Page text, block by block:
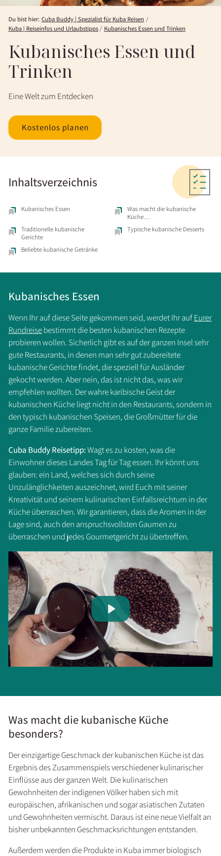
Du bist hier: Cuba Buddy | Spezialist für Kuba Reisen
Kuba | Reiseinfos und Urlaubstipps
Kubanisches Essen und Trinken
Kubanisches Essen und
Trinken
Eine Welt zum Entdecken
Kostenlos planen
Inhaltsverzeichnis
Kubanisches Essen
Was macht die kubanische
Küche…
Traditionelle kubanische
Gerichte
Typische kubanische Desserts
Beliebte kubanische Getränke
Kubanisches Essen
Wenn Ihr auf diese Seite gekommen seid, werdet Ihr aufEurer
Rundreisebestimmt die besten kubanischen Rezepte
probieren wollen. Sicherlich gibt es auf der ganzen Insel sehr
gute Restaurants, in denen man sehr gut zubereitete
kubanische Gerichte findet, die speziell für Ausländer
gekocht werden. Aber nein, das ist nicht das, was wir
empfehlen wollten. Der wahre karibische Geist der
kubanischen Küche liegt nicht in den Restaurants, sondern in
den typisch kubanischen Speisen, die Großmütter für die
ganze Familie zubereiten.
Cuba Buddy Reisetipp:Wagt es zu kosten, was die
Einwohner dieses Landes Tag für Tag essen. Ihr könnt uns
glauben: ein Land, welches sich durch seine
Unzulänglichkeiten auszeichnet, wird Euch mit seiner
Kreativität und seinem kulinarischen Einfallsreichtum in der
Küche überraschen. Wir garantieren, dass die Aromen in der
Lage sind, auch den anspruchsvollsten Gaumen zu
überraschen und jedes Gourmetgericht zu übertreffen.
Play
Was macht die kubanische Küche
besonders?
Der einzigartige Geschmack der kubanischen Küche ist das
Ergebnis des Zusammenspiels verschiedener kulinarischer
Einflüsse aus der ganzen Welt. Die kulinarischen
Gewohnheiten der indigenen Völker haben sich mit
europäischen, afrikanischen und sogar asiatischen Zutaten
und Gewohnheiten vermischt. Daraus ist eine neue Vielfalt an
bisher unbekannten Geschmacksrichtungen entstanden.
Außerdem werden die Produkte in Kuba immer biologisch